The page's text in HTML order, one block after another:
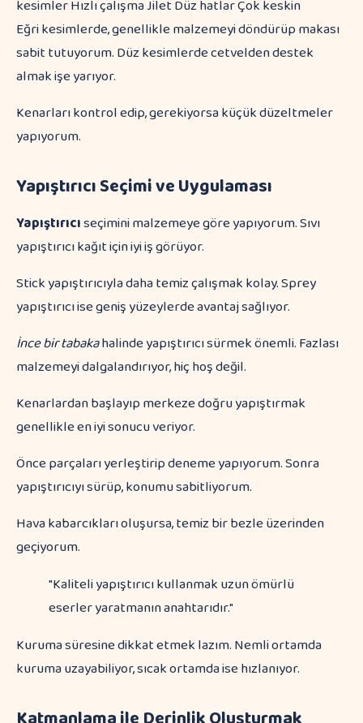
kesimler Hızlı çalışma Jilet Düz hatlar Çok keskin
Eğri kesimlerde, genellikle malzemeyi döndürüp makası
sabit tutuyorum. Düz kesimlerde cetvelden destek
almak işe yarıyor.
Kenarları kontrol edip, gerekiyorsa küçük düzeltmeler
yapıyorum.
Yapıştırıcı Seçimi ve Uygulaması
Yapıştırıcıseçimini malzemeye göre yapıyorum. Sıvı
yapıştırıcı kağıt için iyi iş görüyor.
Stick yapıştırıcıyla daha temiz çalışmak kolay. Sprey
yapıştırıcı ise geniş yüzeylerde avantaj sağlıyor.
İnce bir tabakahalinde yapıştırıcı sürmek önemli. Fazlası
malzemeyi dalgalandırıyor, hiç hoş değil.
Kenarlardan başlayıp merkeze doğru yapıştırmak
genellikle en iyi sonucu veriyor.
Önce parçaları yerleştirip deneme yapıyorum. Sonra
yapıştırıcıyı sürüp, konumu sabitliyorum.
Hava kabarcıkları oluşursa, temiz bir bezle üzerinden
geçiyorum.
"Kaliteli yapıştırıcı kullanmak uzun ömürlü
eserler yaratmanın anahtarıdır."
Kuruma süresine dikkat etmek lazım. Nemli ortamda
kuruma uzayabiliyor, sıcak ortamda ise hızlanıyor.